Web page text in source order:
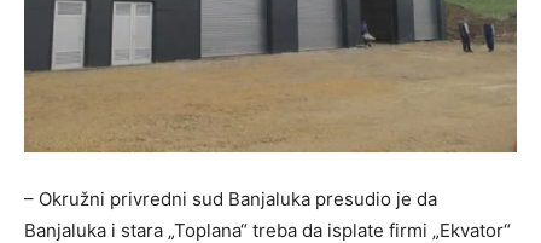
– Okružni privredni sud Banjaluka presudio je da
Banjaluka i stara „Toplana“ treba da isplate firmi „Ekvator“